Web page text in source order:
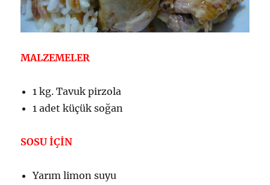
MALZEMELER
1 kg. Tavuk pirzola
1 adet küçük soğan
SOSU İÇİN
Yarım limon suyu